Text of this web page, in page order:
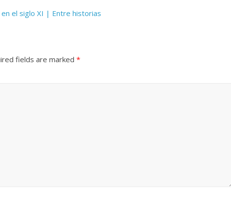
en el siglo XI | Entre historias
fields are marked *